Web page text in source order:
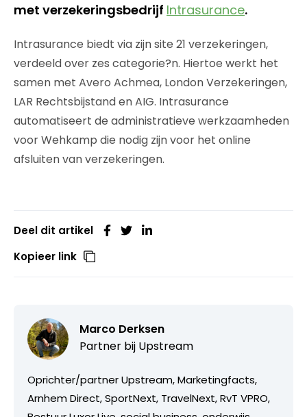
met verzekeringsbedrijf Intrasurance.
Intrasurance biedt via zijn site 21 verzekeringen,
verdeeld over zes categorie?n. Hiertoe werkt het
samen met Avero Achmea, London Verzekeringen,
LAR Rechtsbijstand en AIG. Intrasurance
automatiseert de administratieve werkzaamheden
voor Wehkamp die nodig zijn voor het online
afsluiten van verzekeringen.
Deel dit artikel
Kopieer link
Marco Derksen
Partner bij Upstream
Oprichter/partner Upstream, Marketingfacts,
Arnhem Direct, SportNext, TravelNext, RvT VPRO,